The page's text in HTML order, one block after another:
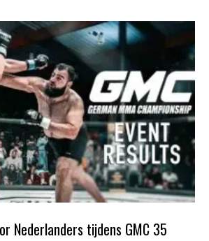
Nederlanders tijdens GMC 35